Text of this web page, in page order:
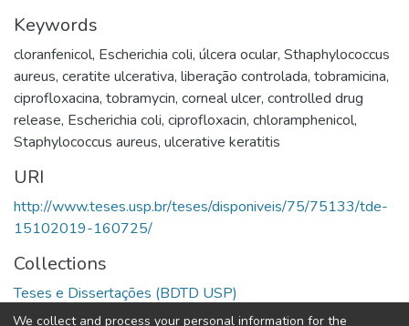
Keywords
cloranfenicol, Escherichia coli, úlcera ocular, Sthaphylococcus
aureus, ceratite ulcerativa, liberação controlada, tobramicina,
ciprofloxacina, tobramycin, corneal ulcer, controlled drug
release, Escherichia coli, ciprofloxacin, chloramphenicol,
Staphylococcus aureus, ulcerative keratitis
URI
http://www.teses.usp.br/teses/disponiveis/75/75133/tde-
15102019-160725/
Collections
Teses e Dissertações (BDTD USP)
We collect and process your personal information for the